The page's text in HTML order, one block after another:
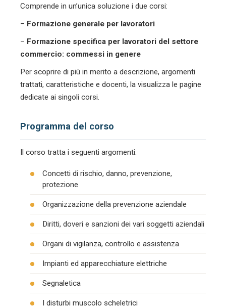
Comprende in un’unica soluzione i due corsi:
– Formazione generale per lavoratori
– Formazione specifica per lavoratori del settore
commercio: commessi in genere
Per scoprire di più in merito a descrizione, argomenti
trattati, caratteristiche e docenti, la visualizza le pagine
dedicate ai singoli corsi.
Programma del corso
Il corso tratta i seguenti argomenti:
Concetti di rischio, danno, prevenzione,
protezione
Organizzazione della prevenzione aziendale
Diritti, doveri e sanzioni dei vari soggetti aziendali
Organi di vigilanza, controllo e assistenza
Impianti ed apparecchiature elettriche
Segnaletica
I disturbi muscolo scheletrici